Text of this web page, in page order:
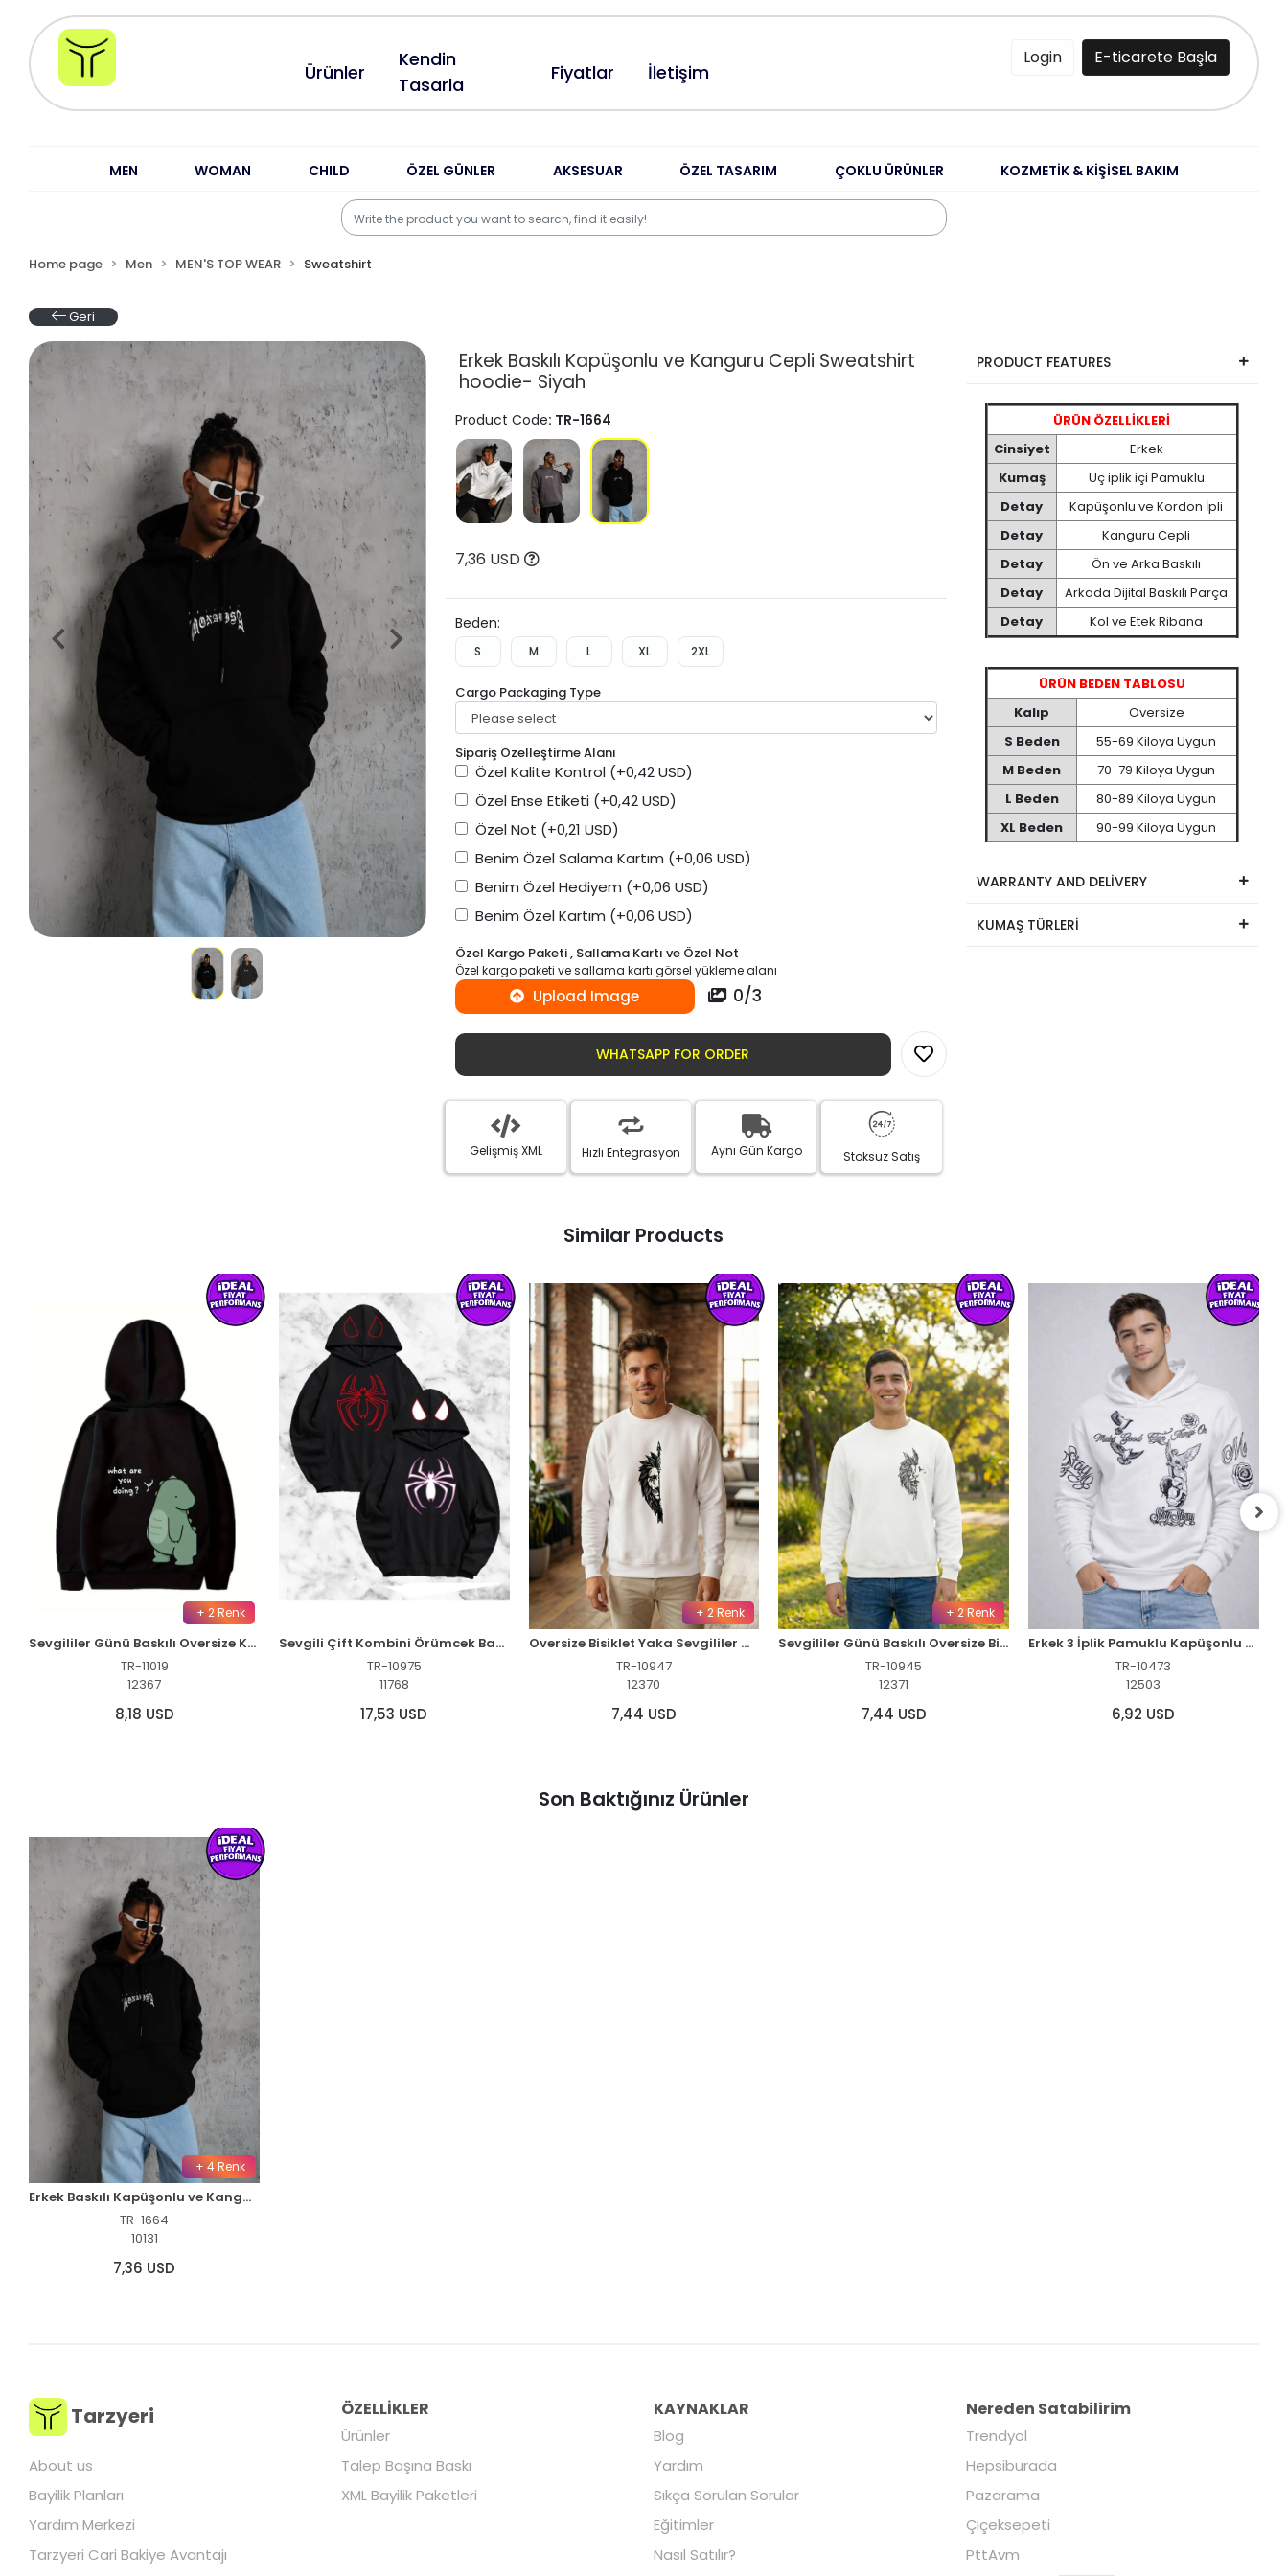
Ürünler
Kendin
Tasarla
Fiyatlar İletişim
Login E-ticarete Başla
MEN WOMAN CHILD ÖZEL GÜNLER AKSESUAR ÖZEL TASARIM ÇOKLU ÜRÜNLER KOZMETİK & KİŞİSEL BAKIM
Home page Men MEN'S TOP WEAR Sweatshirt
Geri
Erkek Baskılı Kapüşonlu ve Kanguru Cepli Sweatshirt
hoodie- Siyah
Product Code: TR-1664
7,36 USD
Beden:
S M L XL 2XL
Cargo Packaging Type
Sipariş Özelleştirme Alanı
Özel Kalite Kontrol (+0,42 USD)
Özel Ense Etiketi (+0,42 USD)
Özel Not (+0,21 USD)
Benim Özel Salama Kartım (+0,06 USD)
Benim Özel Hediyem (+0,06 USD)
Benim Özel Kartım (+0,06 USD)
Özel Kargo Paketi , Sallama Kartı ve Özel Not
Özel kargo paketi ve sallama kartı görsel yükleme alanı
Upload Image 0/3
WHATSAPP FOR ORDER
Gelişmiş XML Hızlı Entegrasyon Aynı Gün Kargo Stoksuz Satış
PRODUCT FEATURES
ÜRÜN ÖZELLİKLERİ
Cinsiyet
Erkek
Kumaş
Üç iplik içi Pamuklu
Detay
Kapüşonlu ve Kordon İpli
Detay
Kanguru Cepli
Detay
Ön ve Arka Baskılı
Detay
Arkada Dijital Baskılı Parça
Detay
Kol ve Etek Ribana
ÜRÜN BEDEN TABLOSU
Kalıp
Oversize
S Beden
55-69 Kiloya Uygun
M Beden
70-79 Kiloya Uygun
L Beden
80-89 Kiloya Uygun
XL Beden
90-99 Kiloya Uygun
WARRANTY AND DELİVERY
KUMAŞ TÜRLERİ
Similar Products
+ 2 Renk
Sevgililer Günü Baskılı Oversize Kapüşonlu Sweatshirt Hoodie - Siyah
TR-11019
12367
8,18 USD
Sevgili Çift Kombini Örümcek Baskılı Kapüşonlu Sweatshirt Hoodie - Siyah
TR-10975
11768
17,53 USD
+ 2 Renk
Oversize Bisiklet Yaka Sevgililer Günü Baskılı Sweatshirt - Beyaz
TR-10947
12370
7,44 USD
+ 2 Renk
Sevgililer Günü Baskılı Oversize Bisiklet Yaka Sweatshirt - Beyaz
TR-10945
12371
7,44 USD
Erkek 3 İplik Pamuklu Kapüşonlu Baskılı SweatShirt hoodie - Beyaz
TR-10473
12503
6,92 USD
Son Baktığınız Ürünler
+ 4 Renk
Erkek Baskılı Kapüşonlu ve Kanguru Cepli Sweatshirt hoodie- Siyah
TR-1664
10131
7,36 USD
Tarzyeri
About us
Bayilik Planları
Yardım Merkezi
Tarzyeri Cari Bakiye Avantajı
ÖZELLİKLER
Ürünler
Talep Başına Baskı
XML Bayilik Paketleri
KAYNAKLAR
Blog
Yardım
Sıkça Sorulan Sorular
Eğitimler
Nasıl Satılır?
Nereden Satabilirim
Trendyol
Hepsiburada
Pazarama
Çiçeksepeti
PttAvm